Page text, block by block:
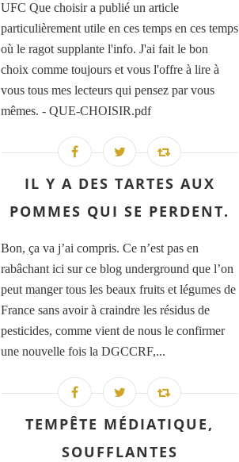
UFC Que choisir a publié un article
particulièrement utile en ces temps en ces temps
où le ragot supplante l'info. J'ai fait le bon
choix comme toujours et vous l'offre à lire à
vous tous mes lecteurs qui pensez par vous
mêmes. - QUE-CHOISIR.pdf
IL Y A DES TARTES AUX
POMMES QUI SE PERDENT.
Bon, ça va j’ai compris. Ce n’est pas en
rabâchant ici sur ce blog underground que l’on
peut manger tous les beaux fruits et légumes de
France sans avoir à craindre les résidus de
pesticides, comme vient de nous le confirmer
une nouvelle fois la DGCCRF,...
TEMPÊTE MÉDIATIQUE,
SOUFFLANTES